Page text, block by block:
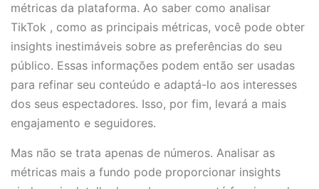
métricas da plataforma. Ao saber como analisar
TikTok , como as principais métricas, você pode obter
insights inestimáveis sobre as preferências do seu
público. Essas informações podem então ser usadas
para refinar seu conteúdo e adaptá-lo aos interesses
dos seus espectadores. Isso, por fim, levará a mais
engajamento e seguidores.
Mas não se trata apenas de números. Analisar as
métricas mais a fundo pode proporcionar insights